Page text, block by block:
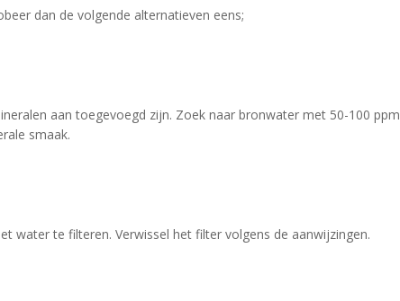
dan de volgende alternatieven eens;
aan toegevoegd zijn. Zoek naar bronwater met 50-100 ppm
smaak.
water te filteren. Verwissel het filter volgens de aanwijzingen.